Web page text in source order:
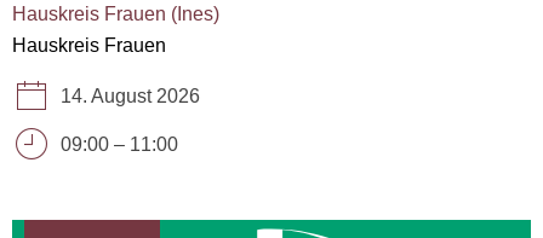
Hauskreis Frauen (Ines)
Hauskreis Frauen
14. August 2026
09:00 – 11:00